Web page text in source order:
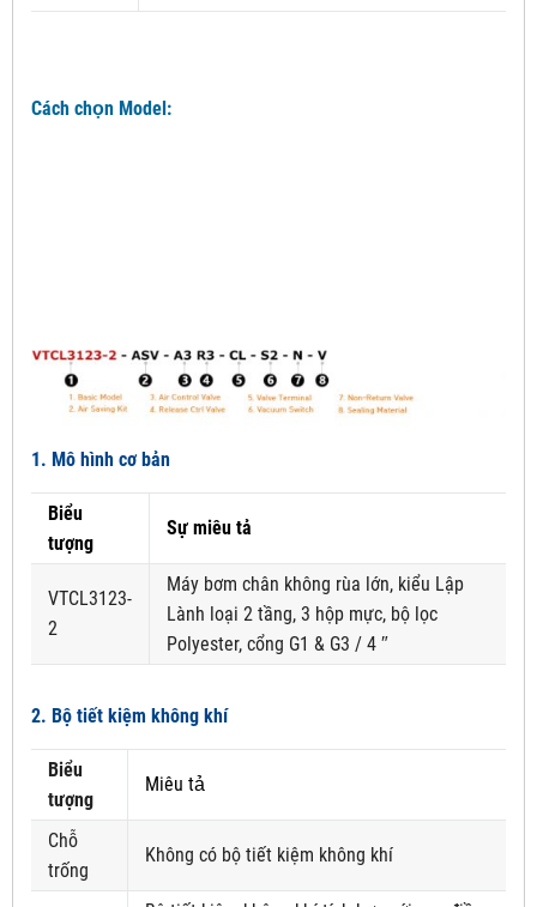
Cách chọn Model:
1. Mô hình cơ bản
Biểu
tượng
Sự miêu tả
VTCL3123-
2
Máy bơm chân không rùa lớn, kiểu Lập
Lành loại 2 tầng, 3 hộp mực, bộ lọc
Polyester, cổng G1 & G3 / 4 ″
2. Bộ tiết kiệm không khí
Biểu
tượng
Miêu tả
Chỗ
trống
Không có bộ tiết kiệm không khí